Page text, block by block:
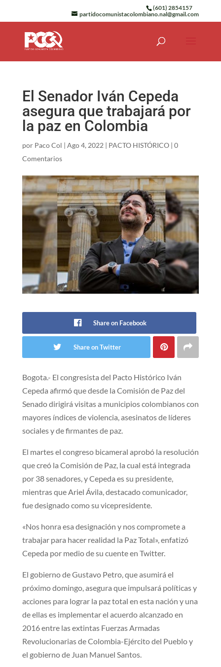
(601) 2854157
partidocomunistacolombiano.nal@gmail.com
El Senador Iván Cepeda
asegura que trabajará por
la paz en Colombia
por Paco Col | Ago 4, 2022 | PACTO HISTÓRICO| 0
Comentarios
Share on Facebook
Share on Twitter
Bogota.- El congresista del Pacto Histórico Iván
Cepeda afirmó que desde la Comisión de Paz del
Senado dirigirá visitas a municipios colombianos con
mayores índices de violencia, asesinatos de líderes
sociales y de firmantes de paz.
El martes el congreso bicameral aprobó la resolución
que creó la Comisión de Paz, la cual está integrada
por 38 senadores, y Cepeda es su presidente,
mientras que Ariel Ávila, destacado comunicador,
fue designado como su vicepresidente.
«Nos honra esa designación y nos compromete a
trabajar para hacer realidad la Paz Total», enfatizó
Cepeda por medio de su cuente en Twitter.
El gobierno de Gustavo Petro, que asumirá el
próximo domingo, asegura que impulsará políticas y
acciones para lograr la paz total en esta nación y una
de ellas es implementar el acuerdo alcanzado en
2016 entre las extintas Fuerzas Armadas
Revolucionarias de Colombia-Ejército del Pueblo y
el gobierno de Juan Manuel Santos.